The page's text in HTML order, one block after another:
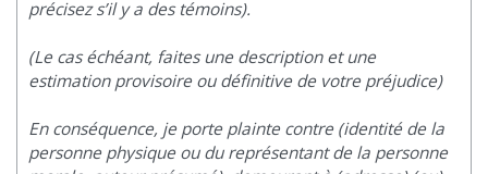
précisez s’il y a des témoins).
(Le cas échéant, faites une description et une
estimation provisoire ou définitive de votre préjudice)
En conséquence, je porte plainte contre (identité de la
personne physique ou du représentant de la personne